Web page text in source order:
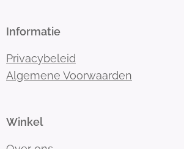
Informatie
Privacybeleid
Algemene Voorwaarden
Winkel